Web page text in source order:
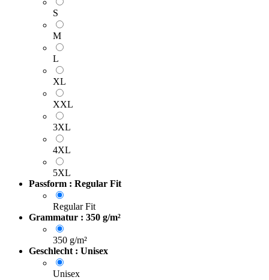
S
M
L
XL
XXL
3XL
4XL
5XL
Passform : Regular Fit
Regular Fit
Grammatur : 350 g/m²
350 g/m²
Geschlecht : Unisex
Unisex